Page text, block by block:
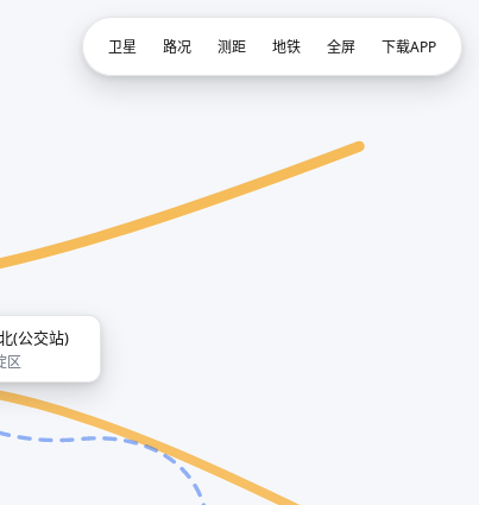
(公交站)
区
卫星 路况 测距 地铁 全屏 下载APP